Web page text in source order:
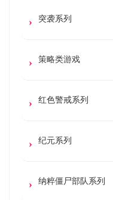
突袭系列
策略类游戏
红色警戒系列
纪元系列
纳粹僵尸部队系列